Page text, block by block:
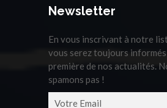
Newsletter
En vous inscrivant à notre
vous serez toujours
première de nos actualités.
spamons pas !